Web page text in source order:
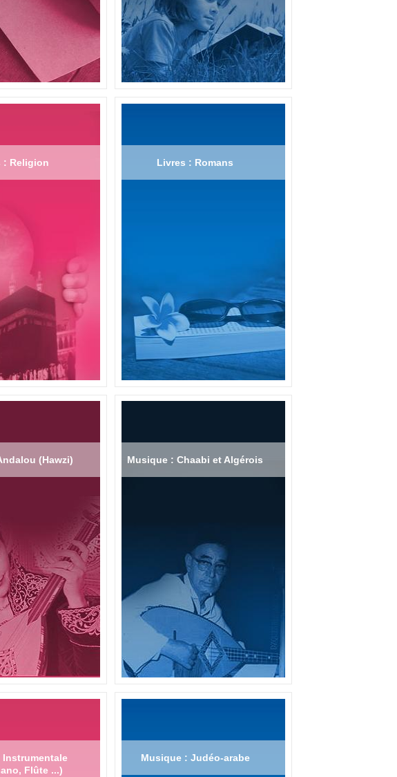
: Religion Livres : Romans
(Hawzi) Musique : Chaabi et Algérois
Instrumentale
Flûte ...)
Musique : Judéo-arabe